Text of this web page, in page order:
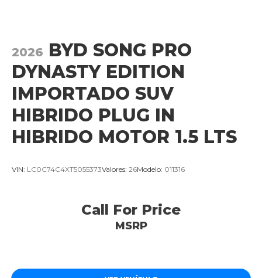
2026 BYD SONG PRO
DYNASTY EDITION
IMPORTADO SUV
HIBRIDO PLUG IN
HIBRIDO MOTOR 1.5 LTS
VIN: LC0C74C4XT5055373Valores: 26Modelo: 011316
Call For Price
MSRP